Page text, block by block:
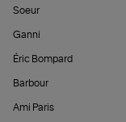
Soeur
Ganni
Éric Bompard
Barbour
Ami Paris